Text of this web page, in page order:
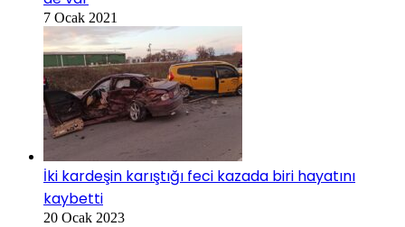
7 Ocak 2021
İki kardeşin karıştığı feci kazada biri hayatını
kaybetti
20 Ocak 2023